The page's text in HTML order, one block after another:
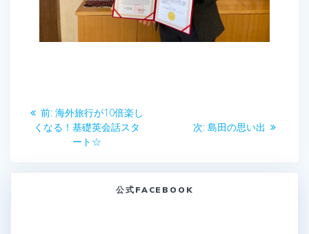
投 前: 前
の
海外旅行が10倍楽し
くなる！基礎英会話スタ
ート☆
次: 次
島田の思い出
公式FACEBOOK